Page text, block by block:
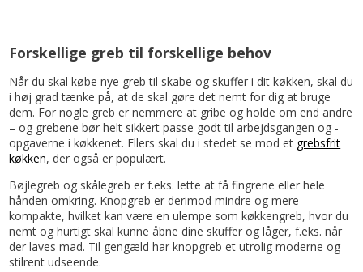
Forskellige greb til forskellige behov
Når du skal købe nye greb til skabe og skuffer i dit køkken, skal du
i høj grad tænke på, at de skal gøre det nemt for dig at bruge
dem. For nogle greb er nemmere at gribe og holde om end andre
– og grebene bør helt sikkert passe godt til arbejdsgangen og -
opgaverne i køkkenet. Ellers skal du i stedet se mod et grebsfrit
køkken, der også er populært.
Bøjlegreb og skålegreb er f.eks. lette at få fingrene eller hele
hånden omkring. Knopgreb er derimod mindre og mere
kompakte, hvilket kan være en ulempe som køkkengreb, hvor du
nemt og hurtigt skal kunne åbne dine skuffer og låger, f.eks. når
der laves mad. Til gengæld har knopgreb et utrolig moderne og
stilrent udseende.